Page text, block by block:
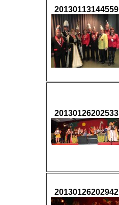
20130113144559
20130126202533
20130126202942